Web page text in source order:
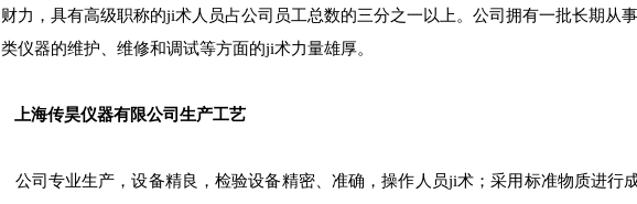
财力，具有高级职称的ji术人员占公司员工总数的三分之一以上。公司拥有一批长期从
类仪器的维护、维修和调试等方面的ji术力量雄厚。
上海传昊仪器有限公司生产工艺
公司专业生产，设备精良，检验设备精密、准确，操作人员ji术；采用标准物质进行